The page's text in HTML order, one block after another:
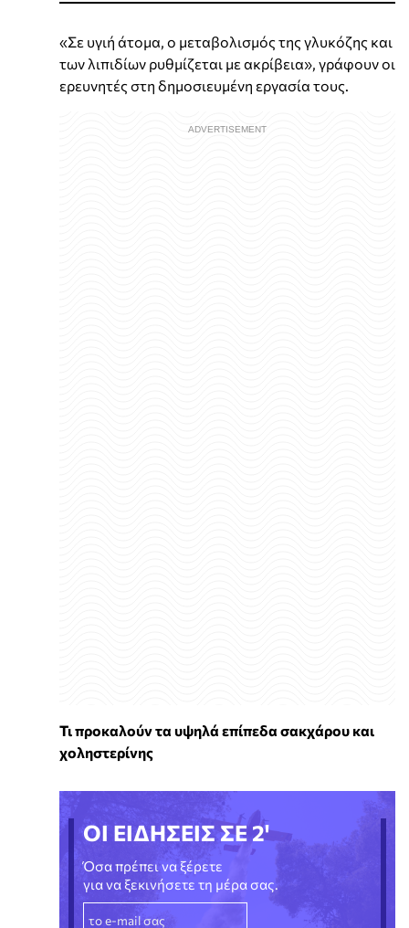
«Σε υγιή άτομα, ο μεταβολισμός της γλυκόζης και
των λιπιδίων ρυθμίζεται με ακρίβεια», γράφουν οι
ερευνητές στη δημοσιευμένη εργασία τους.
Τι προκαλούν τα υψηλά επίπεδα σακχάρου και
χοληστερίνης
ΟΙ ΕΙΔΗΣΕΙΣ ΣΕ 2'
Όσα πρέπει να ξέρετε
για να ξεκινήσετε τη μέρα σας.